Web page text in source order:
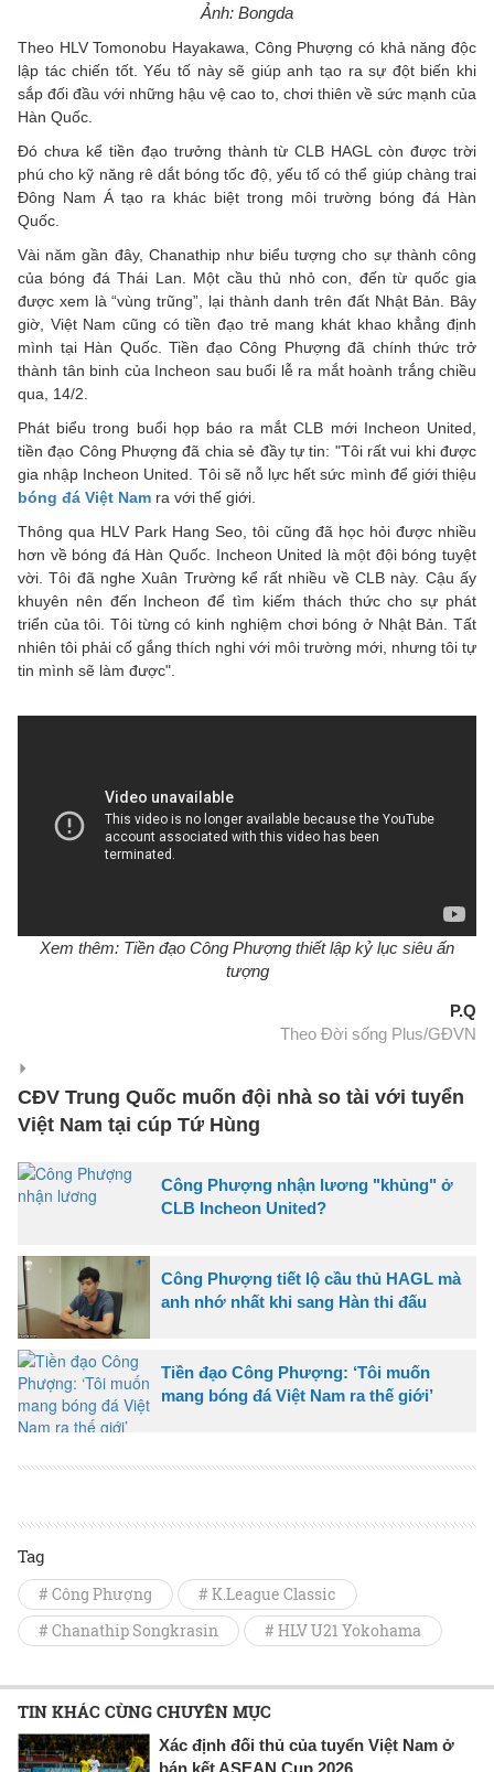
Ảnh: Bongda
Theo HLV Tomonobu Hayakawa, Công Phượng có khả năng độc
lập tác chiến tốt. Yếu tố này sẽ giúp anh tạo ra sự đột biến khi
sắp đối đầu với những hậu vệ cao to, chơi thiên về sức mạnh của
Hàn Quốc.
Đó chưa kể tiền đạo trưởng thành từ CLB HAGL còn được trời
phú cho kỹ năng rê dắt bóng tốc độ, yếu tố có thể giúp chàng trai
Đông Nam Á tạo ra khác biệt trong môi trường bóng đá Hàn
Quốc.
Vài năm gần đây, Chanathip như biểu tượng cho sự thành công
của bóng đá Thái Lan. Một cầu thủ nhỏ con, đến từ quốc gia
được xem là “vùng trũng”, lại thành danh trên đất Nhật Bản. Bây
giờ, Việt Nam cũng có tiền đạo trẻ mang khát khao khẳng định
mình tại Hàn Quốc.Tiền đạo Công Phượng đã chính thức trở
thành tân binh của Incheon sau buổi lễ ra mắt hoành trắng chiều
qua, 14/2.
Phát biểu trong buổi họp báo ra mắt CLB mới Incheon United,
tiền đạo Công Phượng đã chia sẻ đầy tự tin: "Tôi rất vui khi được
gia nhập Incheon United. Tôi sẽ nỗ lực hết sức mình để giới thiệu
bóng đá Việt Nam ra với thế giới.
Thông qua HLV Park Hang Seo, tôi cũng đã học hỏi được nhiều
hơn về bóng đá Hàn Quốc. Incheon United là một đội bóng tuyệt
vời. Tôi đã nghe Xuân Trường kể rất nhiều về CLB này. Cậu ấy
khuyên nên đến Incheon để tìm kiếm thách thức cho sự phát
triển của tôi. Tôi từng có kinh nghiệm chơi bóng ở Nhật Bản. Tất
nhiên tôi phải cố gắng thích nghi với môi trường mới, nhưng tôi tự
tin mình sẽ làm được".
Xem thêm: Tiền đạo Công Phượng thiết lập kỷ lục siêu ấn
tượng
P.Q
Theo Đời sống Plus/GĐVN
CĐV Trung Quốc muốn đội nhà so tài với tuyển
Việt Nam tại cúp Tứ Hùng
Công Phượng nhận lương "khủng" ở
CLB Incheon United?
Công Phượng tiết lộ cầu thủ HAGL mà
anh nhớ nhất khi sang Hàn thi đấu
Tiền đạo Công Phượng: ‘Tôi muốn
mang bóng đá Việt Nam ra thế giới’
Tag
# Công Phượng
# K.League Classic
# Chanathip Songkrasin
# HLV U21 Yokohama
TIN KHÁC CÙNG CHUYÊN MỤC
Xác định đối thủ của tuyển Việt Nam ở
bán kết ASEAN Cup 2026